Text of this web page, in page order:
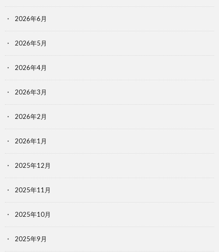
2026年6月
2026年5月
2026年4月
2026年3月
2026年2月
2026年1月
2025年12月
2025年11月
2025年10月
2025年9月